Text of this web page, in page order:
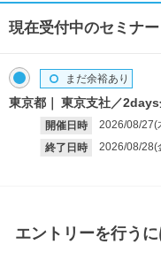
現在受付中のセミナー
東京都 東京支社／
開催日時 2026/08/27(
終了日時
2026/08/28(
まだ余裕あり
エントリーを行う